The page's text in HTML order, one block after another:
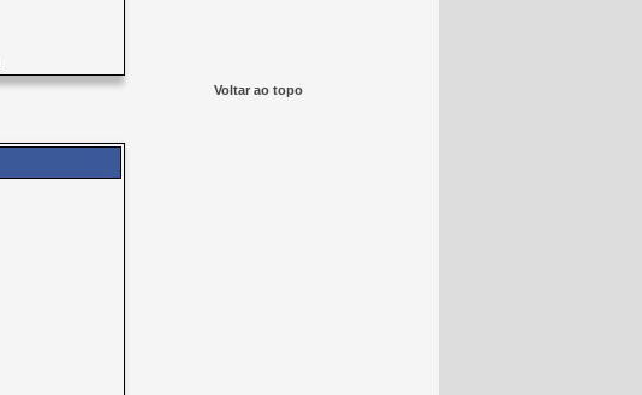
Voltar ao topo